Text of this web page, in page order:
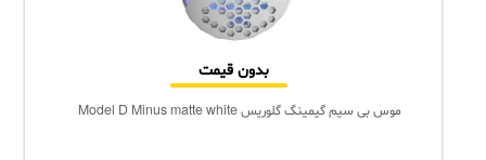
بدون قیمت
موس بی سیم گیمینگ گلوریس Model D Minus matte white